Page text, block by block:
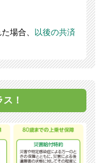
場合、
以後の共済
！